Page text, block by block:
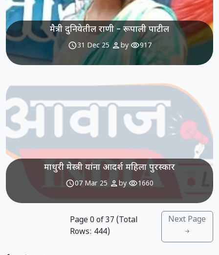
मैत्री दुनियेतील राणी – रूपाली पाटील
schedule31 Dec 25 personby visibility917
माधुरी मेस्त्री यांना आदर्श महिला पुरस्कार
schedule07 Mar 25 personby visibility1660
Page0 of37 (Total
Rows: 444)
Next Page